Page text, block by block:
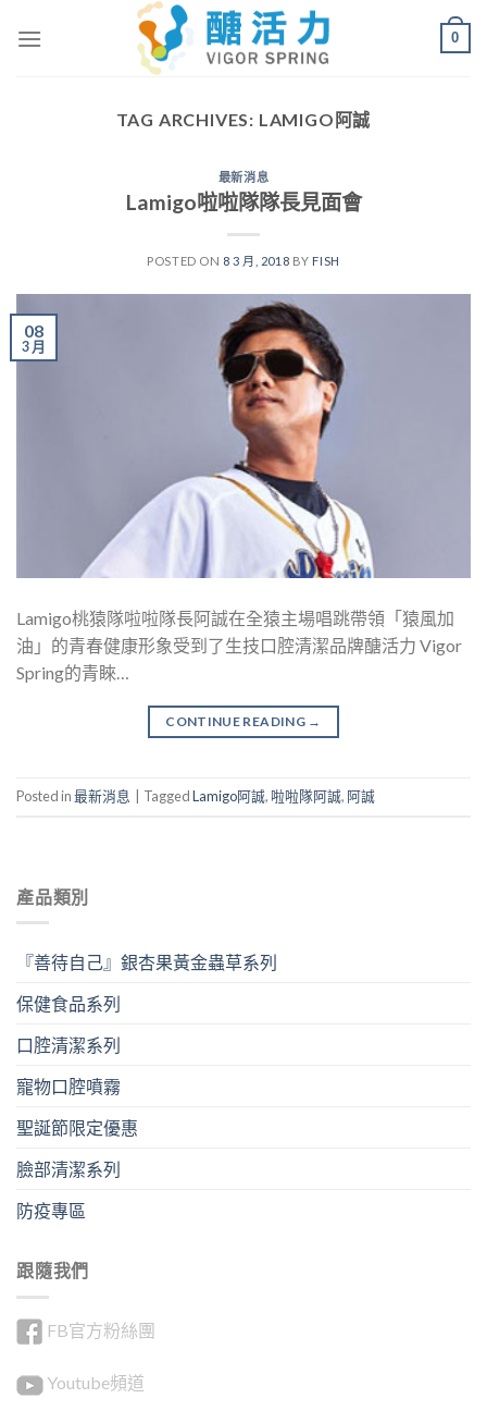
0
TAG ARCHIVES: LAMIGO阿誠
最新消息
Lamigo啦啦隊隊長見面會
POSTED ON 8 3 月, 2018 BY FISH
08
3 月
Lamigo桃猿隊啦啦隊長阿誠在全猿主場唱跳帶領「猿風加
油」的青春健康形象受到了生技口腔清潔品牌醣活力 Vigor
Spring的青睞…
CONTINUE READING →
Posted in最新消息 TaggedLamigo阿誠, 啦啦隊阿誠, 阿誠
產品類別
『善待自己』銀杏果黃金蟲草系列
保健食品系列
口腔清潔系列
寵物口腔噴霧
聖誕節限定優惠
臉部清潔系列
防疫專區
跟隨我們
FB官方粉絲團
Youtube頻道